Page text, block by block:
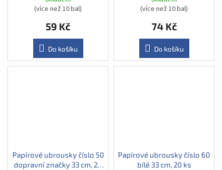
(více než 10 bal)
59 Kč
Do košíku
(více než 10 bal)
74 Kč
Do košíku
Papírové ubrousky číslo 50
dopravní značky 33 cm, 20
Papírové ubrousky číslo 60
bílé 33 cm, 20 ks